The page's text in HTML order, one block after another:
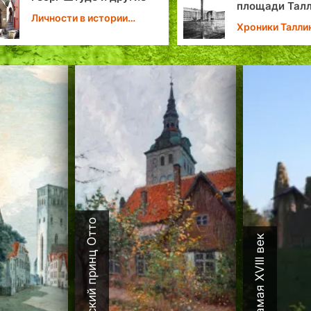
площади Таллина
Хроники Таллина
с
Датский принц Отто Каламая XVIII век